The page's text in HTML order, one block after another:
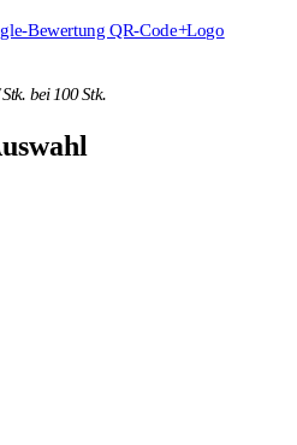
Bewertung QR-Code+Logo
bei 100 Stk.